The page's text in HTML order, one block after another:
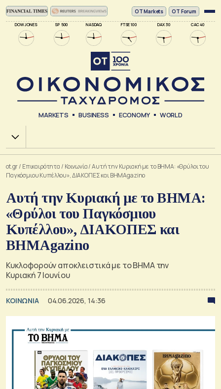
DOW JONES SP 500 NASDAQ FTSE 100 DAX 30 CAC 40
ΟΤ Markets OT Forum
MARKETS BUSINESS ECONOMY WORLD
Χ.Α.
ot.gr/ Επικαιρότητα / Κοινωνία/Αυτή την Κυριακή με το ΒΗΜΑ: «Θρύλοι του
Παγκόσμιου Κυπέλλου», ΔΙΑΚΟΠΕΣ και BHMAgazino
Αυτή την Κυριακή με το ΒΗΜΑ:
«Θρύλοι του Παγκόσμιου
Κυπέλλου», ΔΙΑΚΟΠΕΣ και
BHMAgazino
Κυκλοφορούν αποκλειστικά με το ΒΗΜΑ την
Κυριακή 7 Ιουνίου
ΚΟΙΝΩΝΙΑ 04.06.2026, 14:36